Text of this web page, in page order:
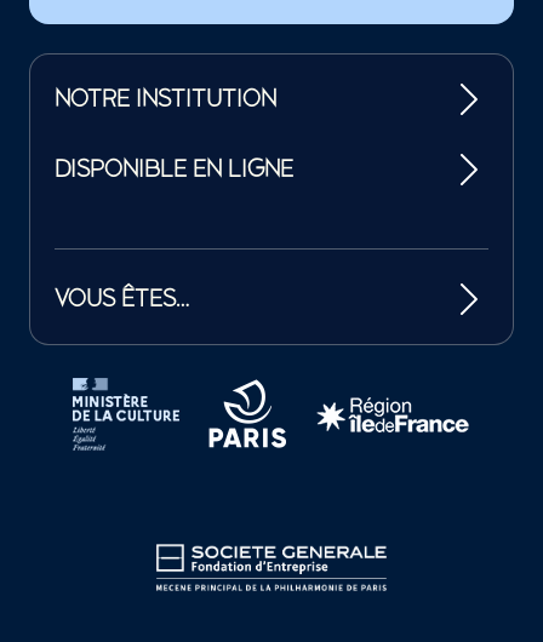
NOTRE INSTITUTION
DISPONIBLE EN LIGNE
VOUS ÊTES…
Tutelles et mécènes de la Philharmonie de Paris